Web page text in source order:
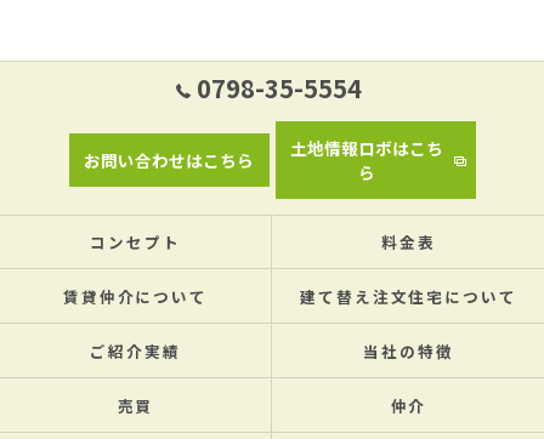
0798-35-5554
お問い合わせはこちら
土地情報ロボはこち
ら
コンセプト 料金表
賃貸仲介について 建て替え注文住宅について
ご紹介実績 当社の特徴
売買 仲介